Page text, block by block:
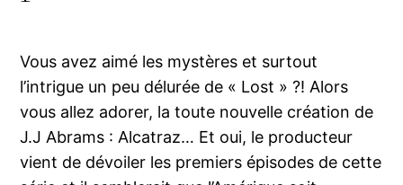
Vous avez aimé les mystères et surtout
l’intrigue un peu délurée de « Lost » ?! Alors
vous allez adorer, la toute nouvelle création de
J.J Abrams : Alcatraz… Et oui, le producteur
vient de dévoiler les premiers épisodes de cette